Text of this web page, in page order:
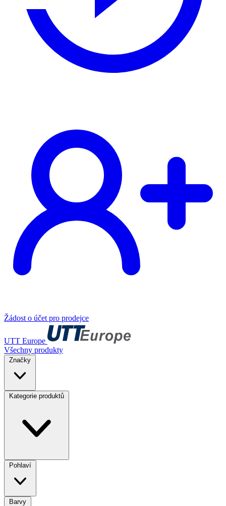
Žádost o účet pro prodejce
UTT Europe
Všechny produkty
Značky
Kategorie produktů
Pohlaví
Barvy